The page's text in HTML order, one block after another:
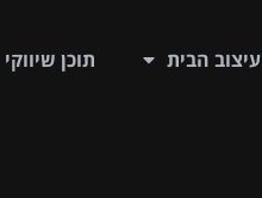
עיצוב הבית תוכן שיווקי